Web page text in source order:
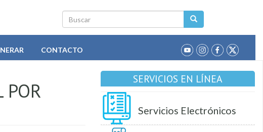
Buscar
CONTACTO
POR
SERVICIOS EN LÍNEA
Servicios Electrónicos